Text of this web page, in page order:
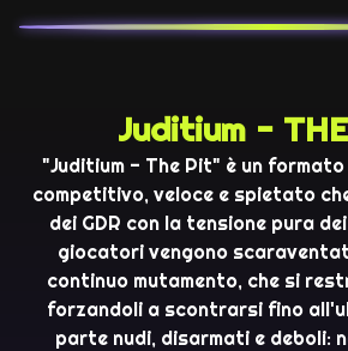
Juditium -
"Juditium - The Pit" è un
competitivo, veloce e spietato
dei GDR con la tensione pura
giocatori vengono
continuo mutamento, che si
forzandoli a scontrarsi fino
parte nudi, disarmati e deboli: